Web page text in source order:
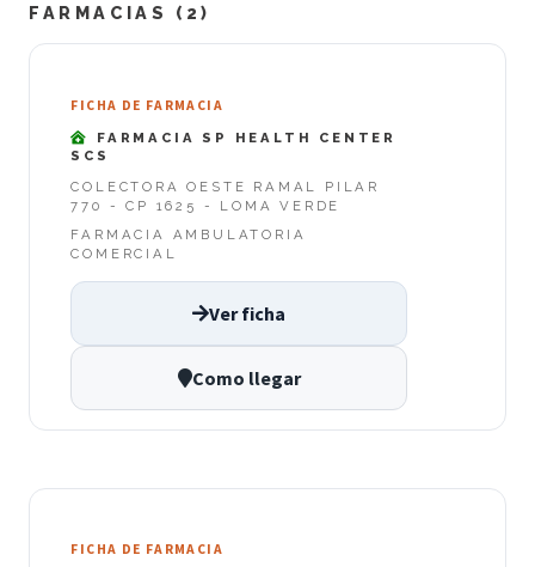
FARMACIAS (2)
FICHA DE FARMACIA
FARMACIA SP HEALTH CENTER
SCS
COLECTORA OESTE RAMAL PILAR
770 - CP 1625 - LOMA VERDE
FARMACIA AMBULATORIA
COMERCIAL
Ver ficha
Como llegar
FICHA DE FARMACIA